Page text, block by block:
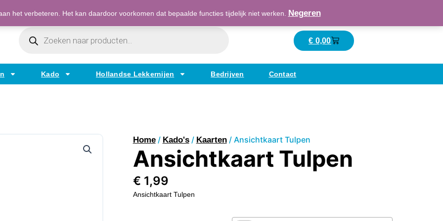
het verbeteren. Het kan daardoor voorkomen dat bepaalde functies tijdelijk niet werken. Negeren
Bestellen op factuur mogelijk voor bedrijven
Maatschappelijk verantwoord ondernemend
Producten
€ 0,00Winkelwagen
Kado Hollandse Lekkernijen Bedrijven Contact
Home/ Kado's/ Kaarten/ Ansichtkaart Tulpen
Ansichtkaart Tulpen
€ 1,99
Ansichtkaart Tulpen